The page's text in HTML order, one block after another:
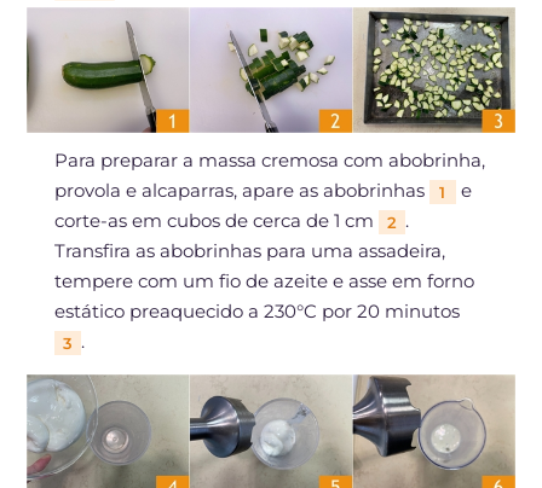
Para preparar a massa cremosa com abobrinha,
provola e alcaparras, apare as abobrinhas
1
e
corte-as em cubos de cerca de 1 cm
2 .
Transfira as abobrinhas para uma assadeira,
tempere com um fio de azeite e asse em forno
estático preaquecido a 230°C por 20 minutos
3 .